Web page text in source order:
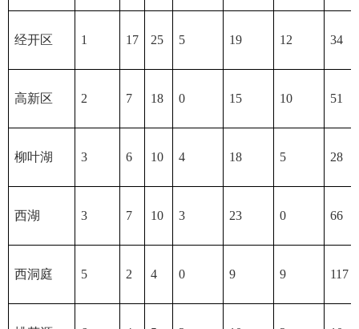
经开区 1 17 25 5 19 12 34
高新区 2 7 18 0 15 10 51
柳叶湖 3 6 10 4 18 5 28
西湖 3 7 10 3 23 0 66
西洞庭 5 2 4 0 9 9 117